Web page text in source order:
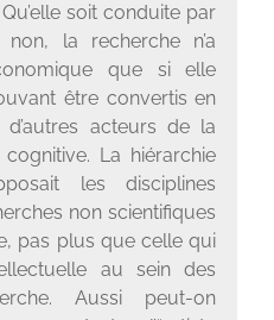
soit conduite par
la recherche n’a
que si elle
être convertis en
d’autres acteurs de la
La hiérarchie
les disciplines
non scientifiques
pas plus que celle qui
au sein des
Aussi peut-on